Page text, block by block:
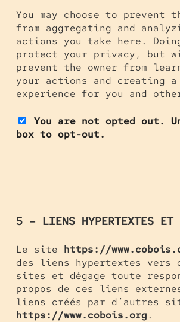
You may choose to prevent
from aggregating and
actions you take here.
protect your privacy, but
prevent the owner from
your actions and creating
experience for you and
You are not opted out.
box to opt-out.
5 – LIENS HYPERTEXTES ET
Le site https://
des liens hypertextes vers
sites et dégage toute
propos de ces liens
liens créés par d’autres
https://www.cobois.org.